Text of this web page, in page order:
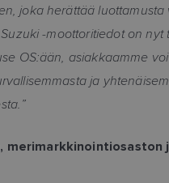
joka herättää luottamusta
-moottoritiedot on nyt
OS:ään, asiakkaamme
ja
merimarkkinointiosaston